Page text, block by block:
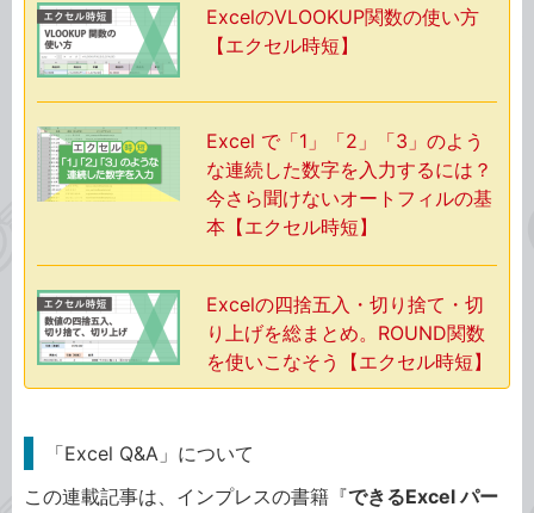
ExcelのVLOOKUP関数の使い方
【エクセル時短】
Excel で「1」「2」「3」のよう
な連続した数字を入力するには？
今さら聞けないオートフィルの基
本【エクセル時短】
Excelの四捨五入・切り捨て・切
り上げを総まとめ。ROUND関数
を使いこなそう【エクセル時短】
「Excel Q&A」について
この連載記事は、インプレスの書籍『できるExcel パー